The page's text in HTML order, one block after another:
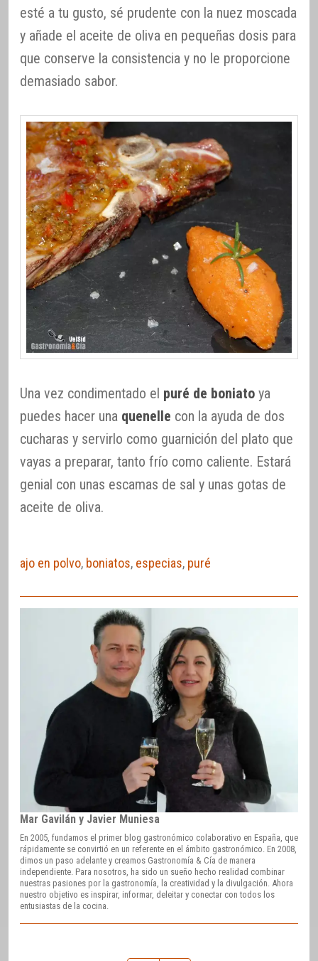
esté a tu gusto, sé prudente con la nuez moscada
y añade el aceite de oliva en pequeñas dosis para
que conserve la consistencia y no le proporcione
demasiado sabor.
Una vez condimentado el puré de boniato ya
puedes hacer una quenelle con la ayuda de dos
cucharas y servirlo como guarnición del plato que
vayas a preparar, tanto frío como caliente. Estará
genial con unas escamas de sal y unas gotas de
aceite de oliva.
ajo en polvo, boniatos, especias, puré
Mar Gavilán y Javier Muniesa
En 2005, fundamos el primer blog gastronómico colaborativo en España, que
rápidamente se convirtió en un referente en el ámbito gastronómico. En 2008,
dimos un paso adelante y creamos Gastronomía & Cía de manera
independiente. Para nosotros, ha sido un sueño hecho realidad combinar
nuestras pasiones por la gastronomía, la creatividad y la divulgación. Ahora
nuestro objetivo es inspirar, informar, deleitar y conectar con todos los
entusiastas de la cocina.